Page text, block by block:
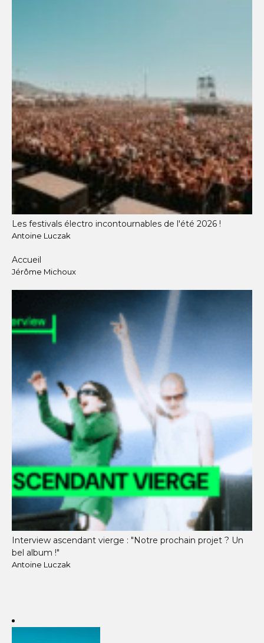
Les festivals électro incontournables de l'été 2026 !
Antoine Luczak
Accueil
Jérôme Michoux
Interview ascendant vierge : "Notre prochain projet ? Un
bel album !"
Antoine Luczak